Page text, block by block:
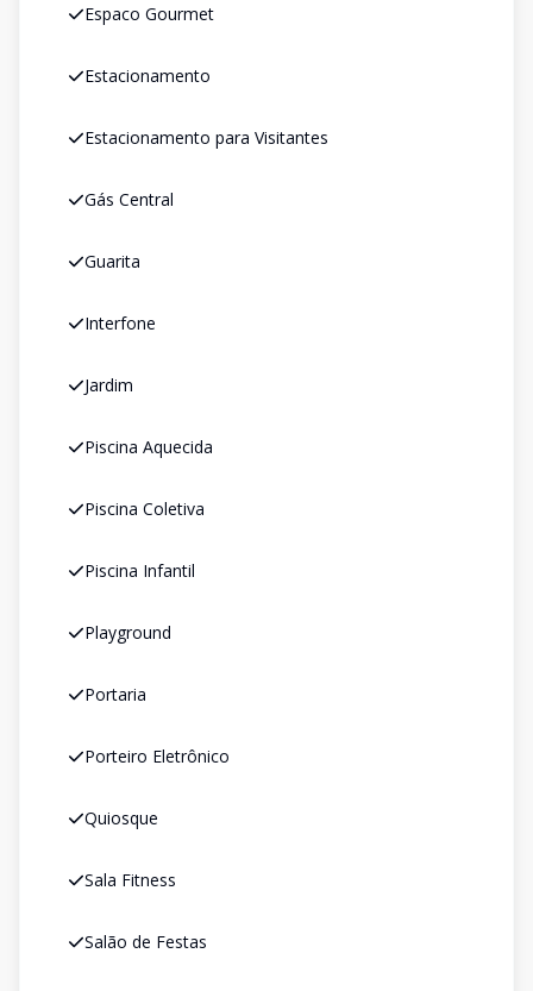
Espaco Gourmet
Estacionamento
Estacionamento para Visitantes
Gás Central
Guarita
Interfone
Jardim
Piscina Aquecida
Piscina Coletiva
Piscina Infantil
Playground
Portaria
Porteiro Eletrônico
Quiosque
Sala Fitness
Salão de Festas